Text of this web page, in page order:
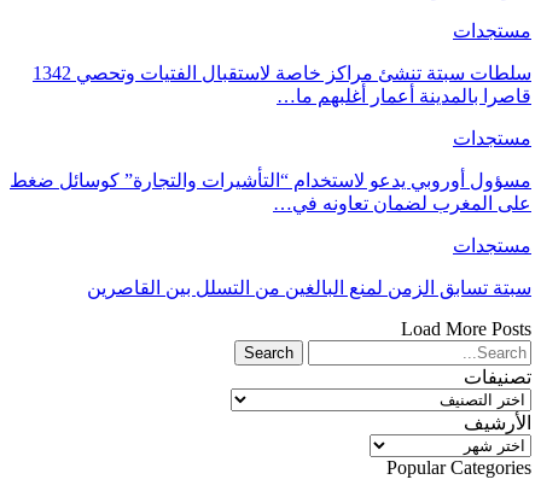
مستجدات
سلطات سبتة تنشئ مراكز خاصة لاستقبال الفتيات وتحصي 1342
قاصرا بالمدينة أعمار أغلبهم ما…
مستجدات
مسؤول أوروبي يدعو لاستخدام “التأشيرات والتجارة” كوسائل ضغط
على المغرب لضمان تعاونه في…
مستجدات
سبتة تسابق الزمن لمنع البالغين من التسلل بين القاصرين
Load More Posts
تصنيفات
تصنيفات
الأرشيف
الأرشيف
Popular Categories